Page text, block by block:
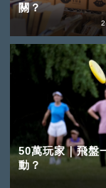
關？
50萬玩家｜飛盤
動？